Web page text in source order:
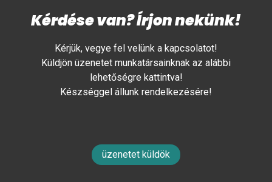
Kérdése van? Írjon nekünk!
Kérjük, vegye fel velünk a kapcsolatot!
Küldjön üzenetet munkatársainknak az alábbi
lehetőségre kattintva!
Készséggel állunk rendelkezésére!
üzenetet küldök